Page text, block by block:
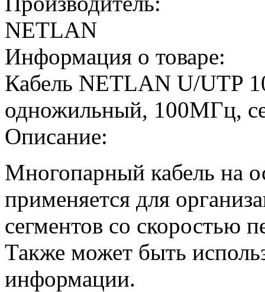
NETLAN
Информация о товаре:
Кабель NETLAN U/UTP
одножильный, 100МГц,
Описание:
Многопарный кабель на
применяется для
сегментов со скоростью
Также может быть
информации.